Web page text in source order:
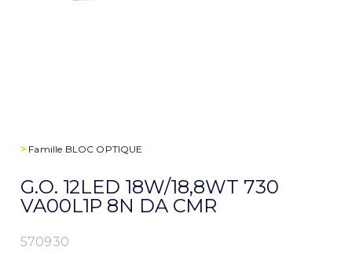
> Famille BLOC OPTIQUE
G.O. 12LED 18W/18,8WT 730
VA00L1P 8N DA CMR
570930